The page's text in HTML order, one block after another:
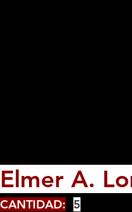
Elmer A.
CANTIDAD: 5